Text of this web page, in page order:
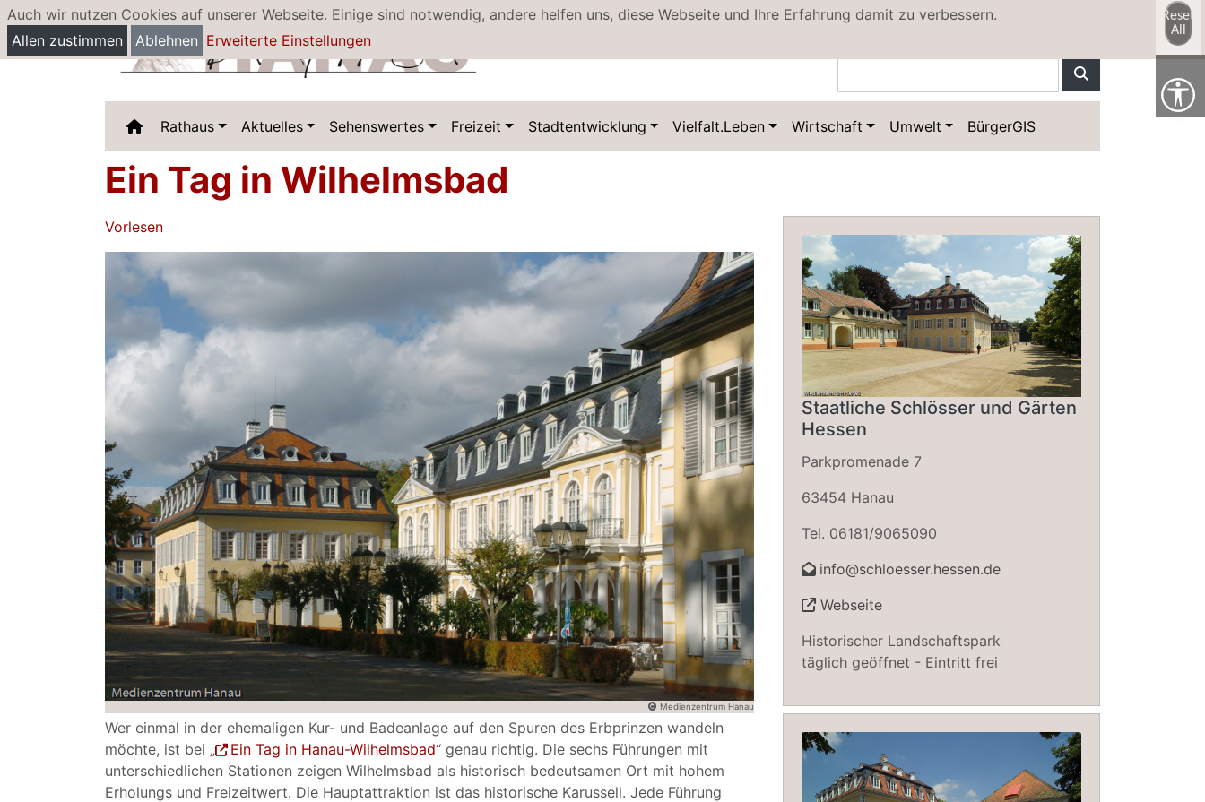
Auch wir nutzen Cookies auf unserer Webseite. Einige sind notwendig, andere helfen uns, diese Webseite und Ihre Erfahrung damit zu verbessern.
Allen zustimmen
Ablehnen Erweiterte Einstellungen
Rathaus Aktuelles Sehenswertes Freizeit Stadtentwicklung Vielfalt.Leben Wirtschaft Umwelt BürgerGIS
Ein Tag in Wilhelmsbad
Vorlesen
Medienzentrum Hanau
Wer einmal in der ehemaligen Kur- und Badeanlage auf den Spuren des Erbprinzen wandeln
möchte, ist bei „
Ein Tag in Hanau-Wilhelmsbad“ genau richtig. Die sechs Führungen mit
unterschiedlichen Stationen zeigen Wilhelmsbad als historisch bedeutsamen Ort mit hohem
Erholungs und Freizeitwert. Die Hauptattraktion ist das historische Karussell. Jede Führung
Staatliche Schlösser und Gärten
Hessen
Parkpromenade 7
63454 Hanau
Tel. 06181/9065090
info@schloesser.hessen.de
Webseite
Historischer Landschaftspark
täglich geöffnet - Eintritt frei
Reset
All